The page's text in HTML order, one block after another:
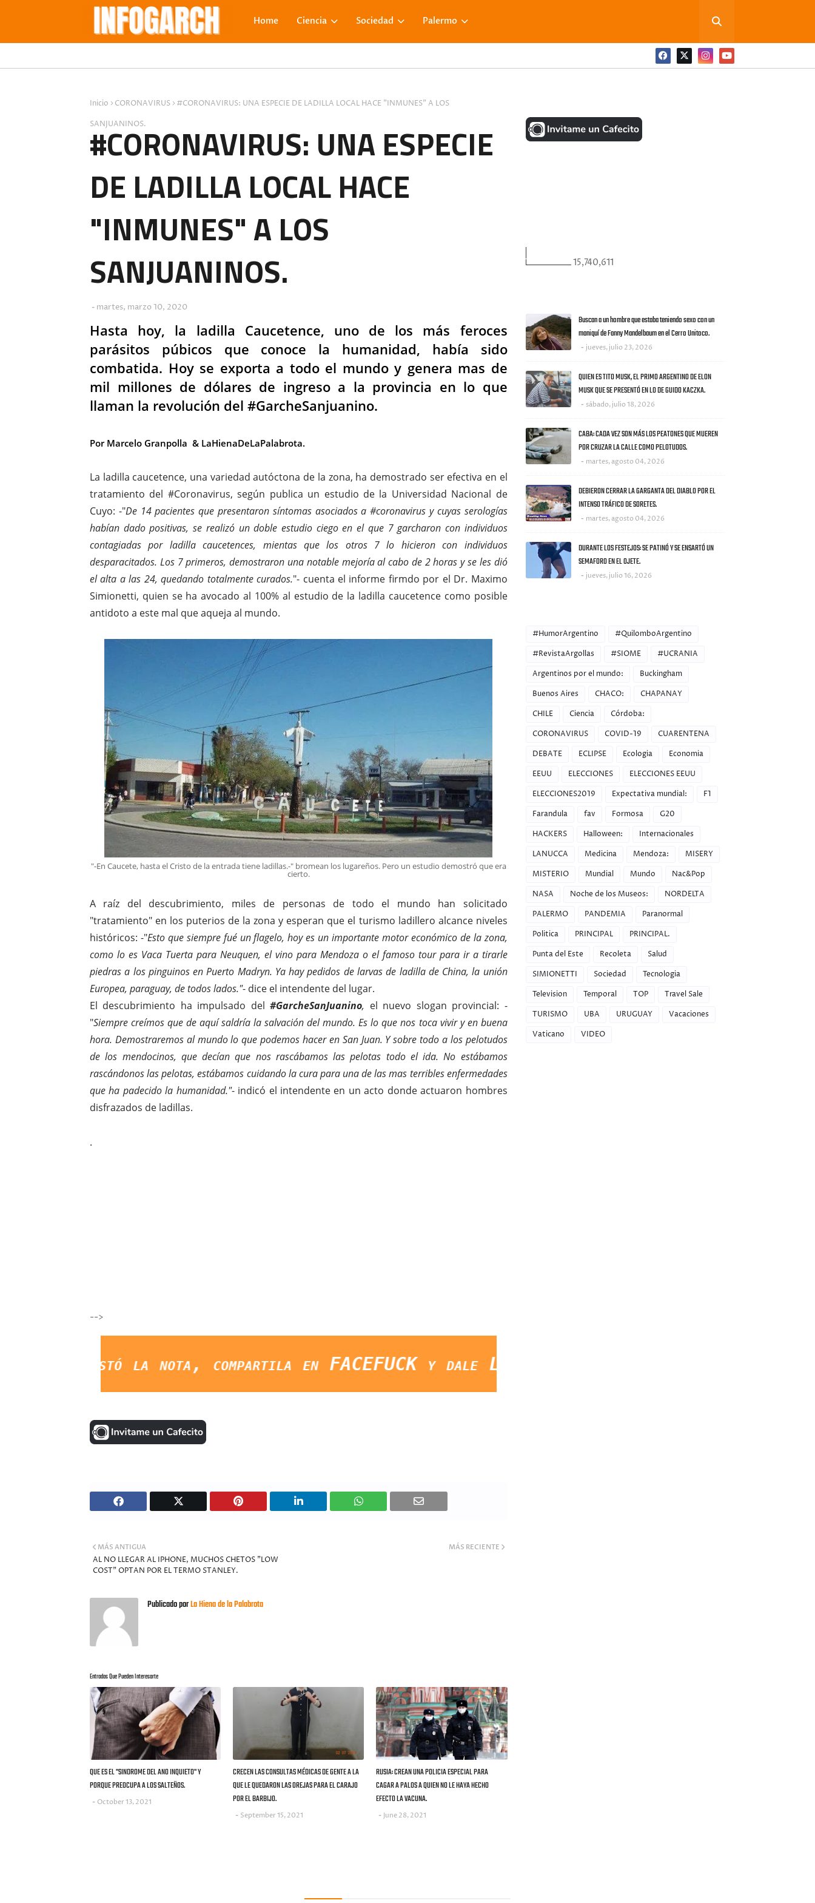
Home Ciencia Sociedad Palermo
Inicio CORONAVIRUS
#CORONAVIRUS: UNA ESPECIE DE LADILLA LOCAL HACE "INMUNES" A LOS
SANJUANINOS.
#CORONAVIRUS: UNA ESPECIE
DE LADILLA LOCAL HACE
"INMUNES" A LOS
SANJUANINOS.
martes, marzo 10, 2020
Hasta hoy, la ladilla Caucetence, uno de los más feroces
parásitos púbicos que conoce la humanidad, había sido
combatida. Hoy se exporta a todo el mundo y genera mas de
mil millones de dólares de ingreso a la provincia en lo que
llaman la revolución del #GarcheSanjuanino.
Por Marcelo Granpolla & LaHienaDeLaPalabrota.
La ladilla caucetence, una variedad autóctona de la zona, ha demostrado ser efectiva en el
tratamiento del #Coronavirus, según publica un estudio de la Universidad Nacional de
Cuyo: -"De 14 pacientes que presentaron síntomas asociados a #coronavirus y cuyas serologías
habían dado positivas, se realizó un doble estudio ciego en el que 7 garcharon con individuos
contagiadas por ladilla caucetences, mientas que los otros 7 lo hicieron con individuos
desparacitados. Los 7 primeros, demostraron una notable mejoría al cabo de 2 horas y se les dió
el alta a las 24, quedando totalmente curados."- cuenta el informe firmdo por el Dr. Maximo
Simionetti, quien se ha avocado al 100% al estudio de la ladilla caucetence como posible
antidoto a este mal que aqueja al mundo.
"-En Caucete, hasta el Cristo de la entrada tiene ladillas.-" bromean los lugareños. Pero un estudio demostró que era
cierto.
A raíz del descubrimiento, miles de personas de todo el mundo han solicitado
"tratamiento" en los puterios de la zona y esperan que el turismo ladillero alcance niveles
históricos: -"Esto que siempre fué un flagelo, hoy es un importante motor económico de la zona,
como lo es Vaca Tuerta para Neuquen, el vino para Mendoza o el famoso tour para ir a tirarle
piedras a los pinguinos en Puerto Madryn. Ya hay pedidos de larvas de ladilla de China, la unión
Europea, paraguay, de todos lados."- dice el intendente del lugar.
El descubrimiento ha impulsado del#GarcheSanJuanino, el nuevo slogan provincial: -
"Siempre creímos que de aquí saldría la salvación del mundo. Es lo que nos toca vivir y en buena
hora. Demostraremos al mundo lo que podemos hacer en San Juan. Y sobre todo a los pelotudos
de los mendocinos, que decían que nos rascábamos las pelotas todo el ida. No estábamos
rascándonos las pelotas, estábamos cuidando la cura para una de las mas terribles enfermedades
que ha padecido la humanidad."- indicó el intendente en un acto donde actuaron hombres
disfrazados de ladillas.
.
-->
la nota, compartila en FACEFUCK y dale LIKE a la página. Saludos Y GRACIAS."
MÁS RECIENTE
MÁS ANTIGUA
AL NO LLEGAR AL IPHONE, MUCHOS CHETOS "LOW
COST" OPTAN POR EL TERMO STANLEY.
Publicado porLa Hiena de la Palabrota
Entradas Que Pueden Interesarte
QUE ES EL "SINDROME DEL ANO INQUIETO" Y
PORQUE PREOCUPA A LOS SALTEÑOS.
October 13, 2021
CRECEN LAS CONSULTAS MÉDICAS DE GENTE A LA
QUE LE QUEDARON LAS OREJAS PARA EL CARAJO
POR EL BARBIJO.
September 15, 2021
RUSIA: CREAN UNA POLICIA ESPECIAL PARA
CAGAR A PALOS A QUIEN NO LE HAYA HECHO
EFECTO LA VACUNA.
June 28, 2021
15,740,611
Buscan a un hombre que estaba teniendo sexo con un
maniquí de Fanny Mandelbaum en el Cerro Unitoco.
jueves, julio 23, 2026
QUIEN ES TITO MUSK, EL PRIMO ARGENTINO DE ELON
MUSK QUE SE PRESENTÓ EN LO DE GUIDO KACZKA.
sábado, julio 18, 2026
CABA: CADA VEZ SON MÁS LOS PEATONES QUE MUEREN
POR CRUZAR LA CALLE COMO PELOTUDOS.
martes, agosto 04, 2026
DEBIERON CERRAR LA GARGANTA DEL DIABLO POR EL
INTENSO TRÁFICO DE SORETES.
martes, agosto 04, 2026
DURANTE LOS FESTEJOS: SE PATINÓ Y SE ENSARTÓ UN
SEMAFORO EN EL OJETE.
jueves, julio 16, 2026
#HumorArgentino
#QuilomboArgentino
#RevistaArgollas
#SIOME
#UCRANIA
Argentinos por el mundo:
Buckingham
Buenos Aires
CHACO:
CHAPANAY
CHILE
Ciencia
Córdoba:
CORONAVIRUS
COVID-19
CUARENTENA
DEBATE
ECLIPSE Ecologia
Economia
EEUU
ELECCIONES
ELECCIONES EEUU
ELECCIONES2019
Expectativa mundial:
F1
Farandula
fav Formosa
G20
HACKERS
Halloween:
Internacionales
LANUCCA
Medicina Mendoza:
MISERY
MISTERIO
Mundial Mundo
Nac&Pop
NASA
Noche de los Museos:
NORDELTA
PALERMO
PANDEMIA
Paranormal
Politica
PRINCIPAL
PRINCIPAL.
Punta del Este
Recoleta
Salud
SIMIONETTI
Sociedad
Tecnologia
Television
Temporal TOP
Travel Sale
TURISMO
UBA URUGUAY
Vacaciones
Vaticano
VIDEO